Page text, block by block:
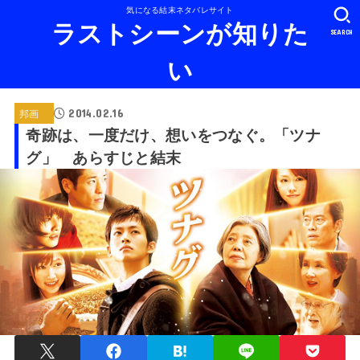
気になる結末ネタバレサイト
ラストシーンが知りた
い
SEARCH
邦画 2014.02.16
奇跡は、一度だけ、想いをつなぐ。「ツナ
グ」 あらすじと結末